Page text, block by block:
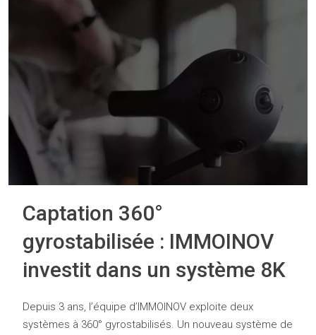
Captation 360°
gyrostabilisée : IMMOINOV
investit dans un système 8K
Depuis 3 ans, l’équipe d’IMMOINOV exploite deux
systèmes à 360° gyrostabilisés. Un nouveau système de